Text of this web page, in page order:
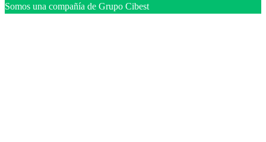
Somos una compañía de Grupo Cibest